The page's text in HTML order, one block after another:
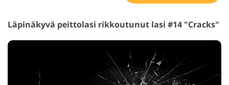
Läpinäkyvä peittolasi rikkoutunut lasi #14 "Cracks"